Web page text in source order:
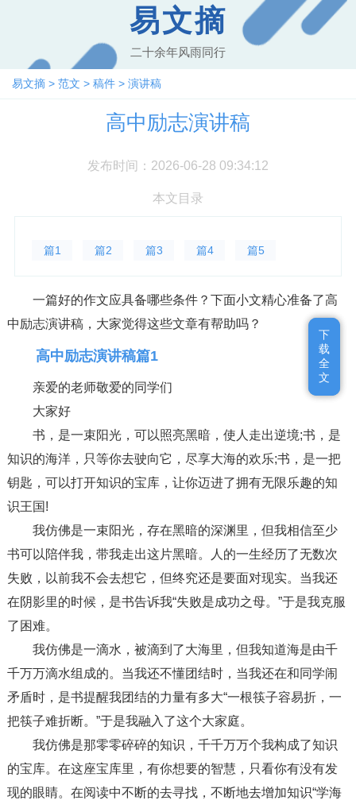
易文摘
二十余年风雨同行
易文摘 > 范文 > 稿件 > 演讲稿
高中励志演讲稿
发布时间：2026-06-28 09:34:12
本文目录
篇1 篇2 篇3 篇4 篇5
一篇好的作文应具备哪些条件？下面小文精心准备了高
中励志演讲稿，大家觉得这些文章有帮助吗？
高中励志演讲稿篇1
亲爱的老师敬爱的同学们
大家好
书，是一束阳光，可以照亮黑暗，使人走出逆境;书，是
知识的海洋，只等你去驶向它，尽享大海的欢乐;书，是一把
钥匙，可以打开知识的宝库，让你迈进了拥有无限乐趣的知
识王国!
我仿佛是一束阳光，存在黑暗的深渊里，但我相信至少
书可以陪伴我，带我走出这片黑暗。人的一生经历了无数次
失败，以前我不会去想它，但终究还是要面对现实。当我还
在阴影里的时候，是书告诉我“失败是成功之母。”于是我克服
了困难。
我仿佛是一滴水，被滴到了大海里，但我知道海是由千
千万万滴水组成的。当我还不懂团结时，当我还在和同学闹
矛盾时，是书提醒我团结的力量有多大“一根筷子容易折，一
把筷子难折断。”于是我融入了这个大家庭。
我仿佛是那零零碎碎的知识，千千万万个我构成了知识
的宝库。在这座宝库里，有你想要的智慧，只看你有没有发
现的眼睛。在阅读中不断的去寻找，不断地去增加知识“学海
下
载
全
文
下
载
全
文